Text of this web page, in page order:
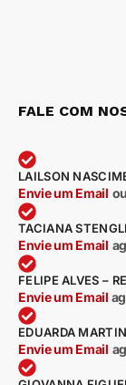
FALE COM
LAILSON
Envie um Email ou
TACIANA
Envie um Email
FELIPE ALVES –
Envie um Email
EDUARDA
Envie um Email